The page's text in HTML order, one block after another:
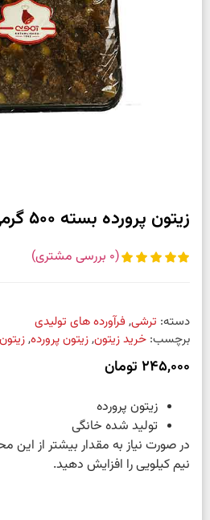
زیتون پرورده بسته 500 گرمی
(
0 بررسی مشتری)
دسته: ترشی, فرآورده های تولیدی
برچسب: خرید زیتون,زیتون پرورده,زیتون
245,000 تومان
زیتون پرورده
تولید شده خانگی
در صورت نیاز به مقدار بیشتر از
نیم کیلویی را افزایش دهید.